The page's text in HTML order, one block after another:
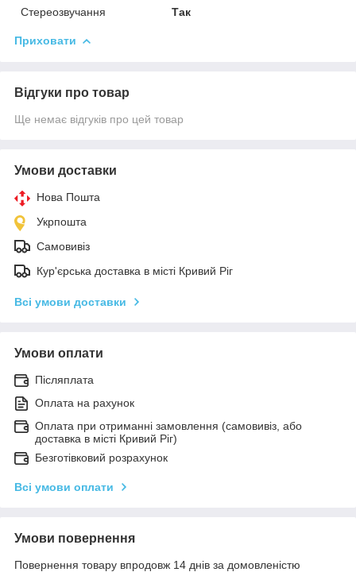
Стереозвучання Так
Приховати
Відгуки про товар
Ще немає відгуків про цей товар
Умови доставки
Нова Пошта
Укрпошта
Самовивіз
Кур'єрська доставка в місті Кривий Ріг
Всі умови доставки
Умови оплати
Післяплата
Оплата на рахунок
Оплата при отриманні замовлення (самовивіз, або
доставка в місті Кривий Ріг)
Безготівковий розрахунок
Всі умови оплати
Умови повернення
Повернення товару впродовж 14 днів за домовленістю